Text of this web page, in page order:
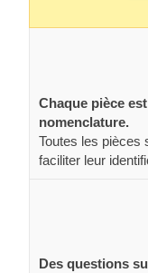
Chaque pièce
nomenclature.
Toutes les pièces
faciliter leur
Des questions